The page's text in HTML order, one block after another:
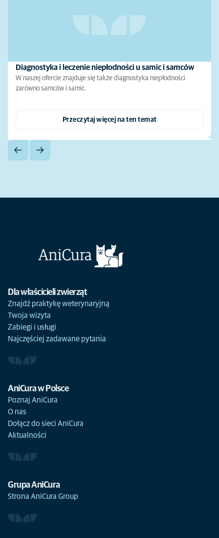
Diagnostyka i leczenie niepłodności u samic i samców
W naszej ofercie znajduje się także diagnostyka niepłodności
zarówno samców i samic.
Przeczytaj więcej na ten temat
Dla właścicieli zwierząt
Znajdź praktykę weterynaryjną
Twoja wizyta
Zabiegi i usługi
Najczęściej zadawane pytania
AniCura w Polsce
Poznaj AniCura
O nas
Dołącz do sieci AniCura
Aktualności
Grupa AniCura
Strona AniCura Group